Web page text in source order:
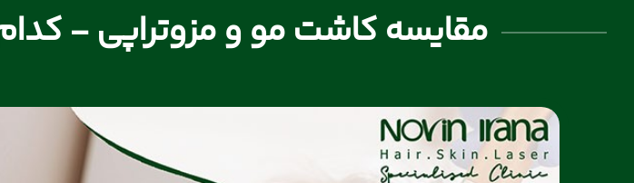
مقایسه کاشت مو و مزوتراپی -